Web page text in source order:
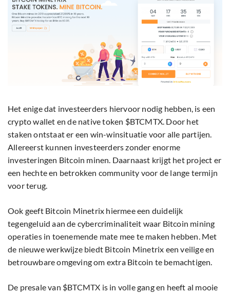
Het enige dat investeerders hiervoor nodig hebben, is een
crypto wallet en de native token $BTCMTX. Door het
staken ontstaat er een win-winsituatie voor alle partijen.
Allereerst kunnen investeerders zonder enorme
investeringen Bitcoin minen. Daarnaast krijgt het project er
een hechte en betrokken community voor de lange termijn
voor terug.
Ook geeft Bitcoin Minetrix hiermee een duidelijk
tegengeluid aan de cybercriminaliteit waar Bitcoin mining
operaties in toenemende mate mee te maken hebben. Met
de nieuwe werkwijze biedt Bitcoin Minetrix een veilige en
betrouwbare omgeving om extra Bitcoin te bemachtigen.
De presale van $BTCMTX is in volle gang en heeft al mooie